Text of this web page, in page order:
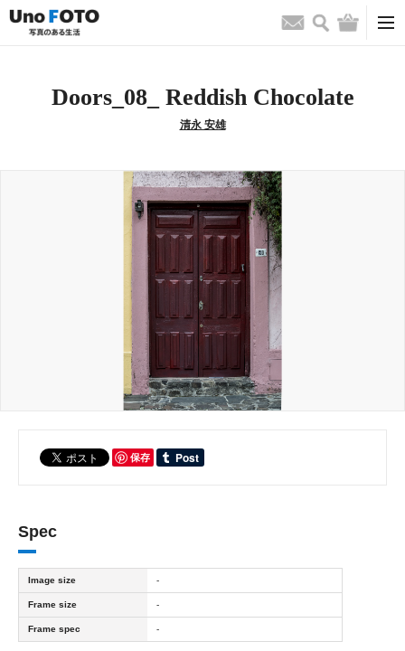
お問い合わせ
検索 バッグ
Doors_08_ Reddish Chocolate
清永 安雄
保存
Spec
Image size -
Frame size -
Frame spec -